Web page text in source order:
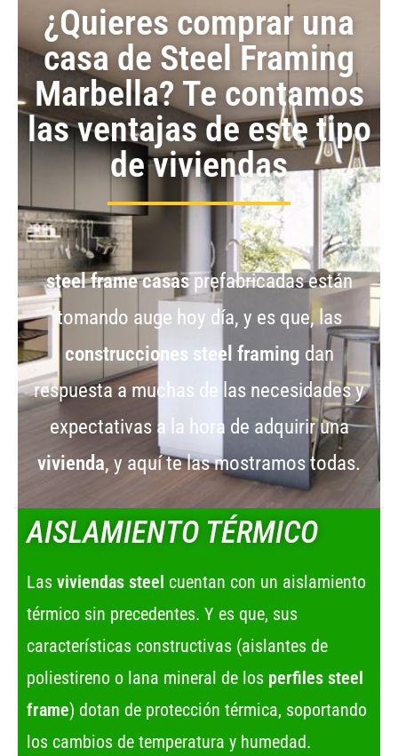
¿Quieres comprar una
casa de Steel Framing
Marbella? Te contamos
las ventajas de este tipo
de viviendas
steel frame casasprefabricadas están
tomando auge hoy día, y es que, las
construcciones steel framing dan
respuesta a muchas de las necesidades y
expectativas a la hora de adquirir una
vivienda, y aquí te las mostramos todas.
AISLAMIENTO TÉRMICO
Las viviendas steel cuentan con un aislamiento
térmico sin precedentes. Y es que, sus
características constructivas (aislantes de
poliestireno o lana mineral de los perfiles steel
frame) dotan de protección térmica, soportando
los cambios de temperatura y humedad.